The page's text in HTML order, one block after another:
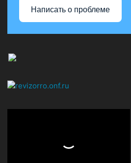
Написать о проблеме